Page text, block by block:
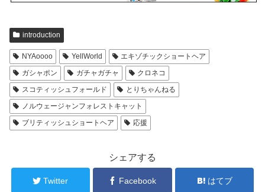
introduction
NYAoooo YellWorld
エキゾチックショートヘア
ガシャポン
ガチャガチャ
クロネコ
スコティッシュフォールド
とりちゃんねる
ノルウェージャンフォレストキャット
ブリティッシュショートヘア
応援
シェアする
Twitter Facebook はてブ